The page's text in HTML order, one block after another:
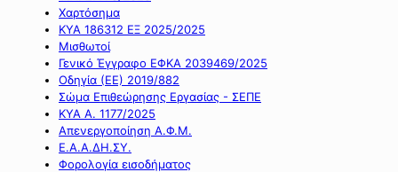
Χαρτόσημα
ΚΥΑ 186312 ΕΞ 2025/2025
Μισθωτοί
Γενικό Έγγραφο ΕΦΚΑ 2039469/2025
Οδηγία (ΕΕ) 2019/882
Σώμα Επιθεώρησης Εργασίας - ΣΕΠΕ
ΚΥΑ Α. 1177/2025
Απενεργοποίηση Α.Φ.Μ.
Ε.Α.Α.ΔΗ.ΣΥ.
Φορολογία εισοδήματος